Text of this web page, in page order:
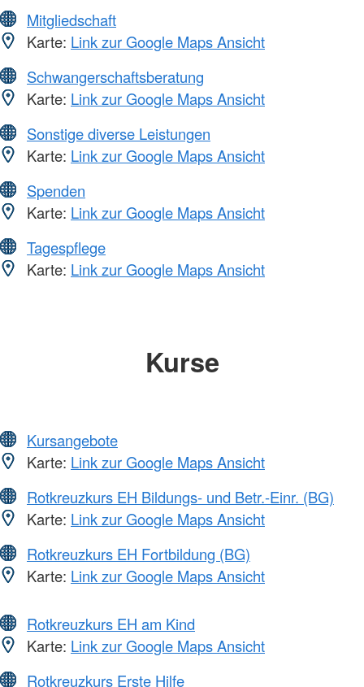
Mitgliedschaft
Karte: Link zur Google Maps Ansicht
Schwangerschaftsberatung
Karte: Link zur Google Maps Ansicht
Sonstige diverse Leistungen
Karte: Link zur Google Maps Ansicht
Spenden
Karte: Link zur Google Maps Ansicht
Tagespflege
Karte: Link zur Google Maps Ansicht
Kurse
Kursangebote
Karte: Link zur Google Maps Ansicht
Rotkreuzkurs EH Bildungs- und Betr.-Einr. (BG)
Karte: Link zur Google Maps Ansicht
Rotkreuzkurs EH Fortbildung (BG)
Karte: Link zur Google Maps Ansicht
Rotkreuzkurs EH am Kind
Karte: Link zur Google Maps Ansicht
Rotkreuzkurs Erste Hilfe